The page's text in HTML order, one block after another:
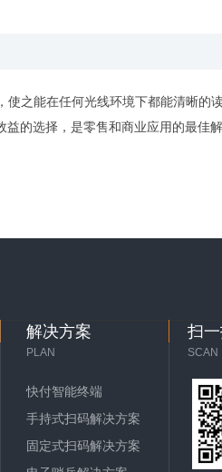
使之能在任何光线环境下都能清晰的
的选择，是零售和商业应用的最佳解
解决方案
PLAN
快付智能终端
手持式扫码解决方案
固定式扫码解决方案
扫
SCAN